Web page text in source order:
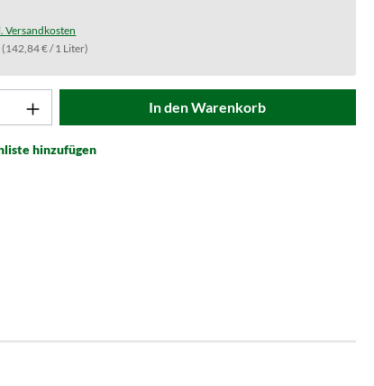
Versandkosten
(142,84 € / 1 Liter)
Gib den gewünschten Wert ein
In den Warenkorb
hinzufügen